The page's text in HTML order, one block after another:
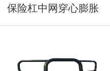
保险杠中网穿心膨胀
铆钉